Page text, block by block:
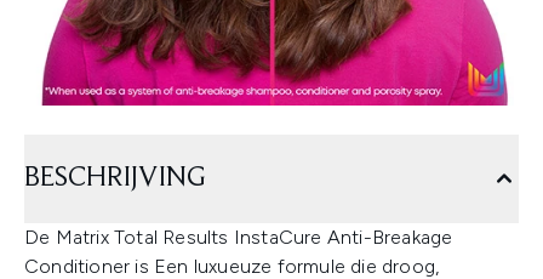
BESCHRIJVING
De Matrix Total Results InstaCure Anti-Breakage
Conditioner is Een luxueuze formule die droog,